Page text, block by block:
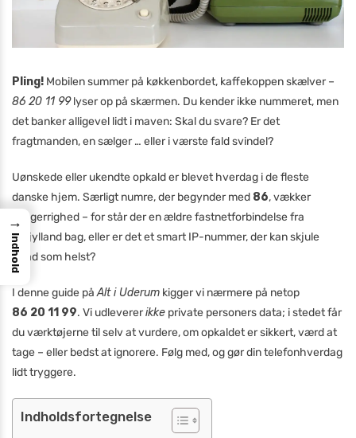
Pling! Mobilen summer på køkkenbordet, kaffekoppen skælver –
86 20 11 99lyser op på skærmen. Du kender ikke nummeret, men
det banker alligevel lidt i maven: Skal du svare? Er det
fragtmanden, en sælger … eller i værste fald svindel?
Uønskede eller ukendte opkald er blevet hverdag i de fleste
danske hjem. Særligt numre, der begynder med 86, vækker
nysgerrighed – for står der en ældre fastnetforbindelse fra
Østjylland bag, eller er det et smart IP-nummer, der kan skjule
hvad som helst?
I denne guide påAlt i Uderum kigger vi nærmere på netop
86 20 11 99. Vi udlevererikke private personers data; i stedet får
du værktøjerne til selv at vurdere, om opkaldet er sikkert, værd at
tage – eller bedst at ignorere. Følg med, og gør din telefonhverdag
lidt tryggere.
Indholdsfortegnelse
→
Indhold